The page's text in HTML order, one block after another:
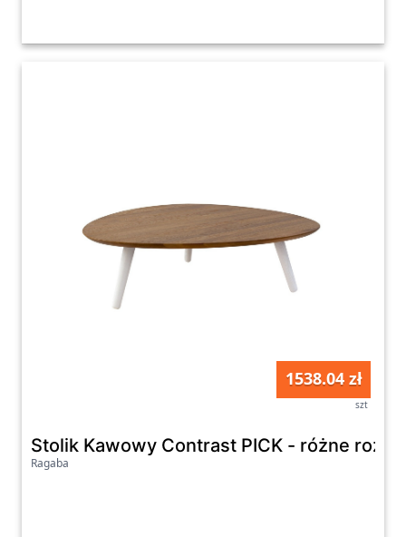
1538.04 zł
szt
Stolik Kawowy Contrast PICK - różne
Ragaba